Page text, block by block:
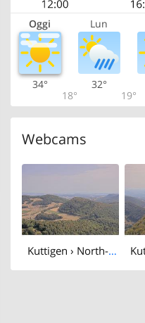
Oggi Lun
34°
18°
32°
19°
Webcams
Kuttigen › North-east: Asperstrihe Grillplatz